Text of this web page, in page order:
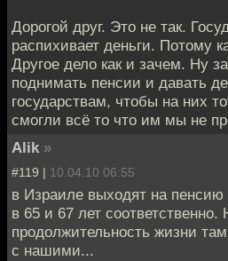
Дорогой друг. Это не так.
распихивает деньги. Потому
Другое дело как и зачем. Ну
поднимать пенсии и давать
государствам, чтобы на них
смогли всё то что им мы не
Alik »
#119 | 10.04.10 06:55
в Израиле выходят на
в 65 и 67 лет соответственно.
продолжительность жизни
с нашими...